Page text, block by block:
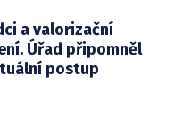
a valorizační
Úřad připomněl
postup